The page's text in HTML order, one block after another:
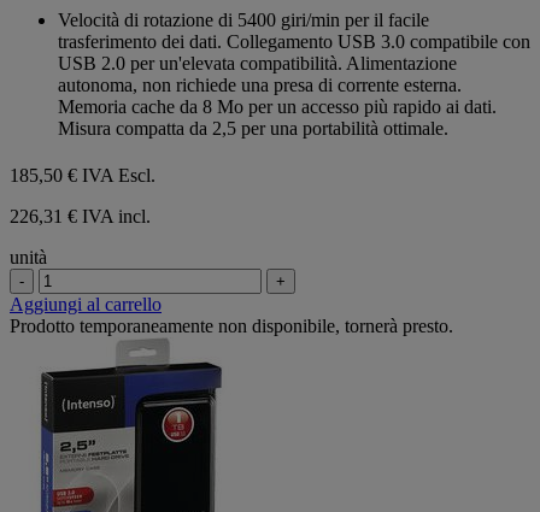
Velocità di rotazione di 5400 giri/min per il facile
trasferimento dei dati. Collegamento USB 3.0 compatibile con
USB 2.0 per un'elevata compatibilità. Alimentazione
autonoma, non richiede una presa di corrente esterna.
Memoria cache da 8 Mo per un accesso più rapido ai dati.
Misura compatta da 2,5 per una portabilità ottimale.
185,50 € IVA Escl.
226,31 € IVA incl.
unità
- +
Aggiungi al carrello
Prodotto temporaneamente non disponibile, tornerà presto.